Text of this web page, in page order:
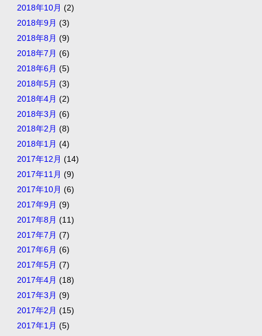
2018年10月 (2)
2018年9月 (3)
2018年8月 (9)
2018年7月 (6)
2018年6月 (5)
2018年5月 (3)
2018年4月 (2)
2018年3月 (6)
2018年2月 (8)
2018年1月 (4)
2017年12月 (14)
2017年11月 (9)
2017年10月 (6)
2017年9月 (9)
2017年8月 (11)
2017年7月 (7)
2017年6月 (6)
2017年5月 (7)
2017年4月 (18)
2017年3月 (9)
2017年2月 (15)
2017年1月 (5)